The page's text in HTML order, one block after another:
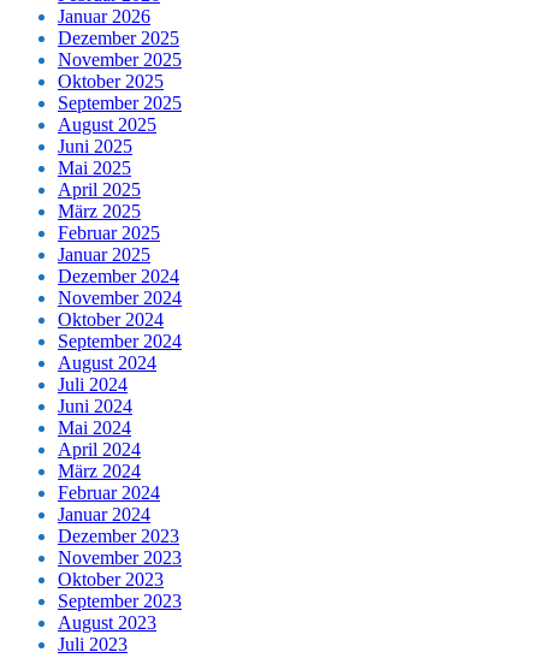
Januar 2026
Dezember 2025
November 2025
Oktober 2025
September 2025
August 2025
Juni 2025
Mai 2025
April 2025
März 2025
Februar 2025
Januar 2025
Dezember 2024
November 2024
Oktober 2024
September 2024
August 2024
Juli 2024
Juni 2024
Mai 2024
April 2024
März 2024
Februar 2024
Januar 2024
Dezember 2023
November 2023
Oktober 2023
September 2023
August 2023
Juli 2023